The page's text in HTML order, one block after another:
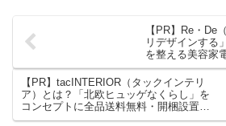
【PR】Re・De
リデザインする
を整える美容家
説！
【PR】tacINTERIOR（タックインテリ
ア）とは？「北欧ヒュッゲなくらし」を
コンセプトに全品送料無料・開梱設置対
応のデザイン家具通販を徹底解説！